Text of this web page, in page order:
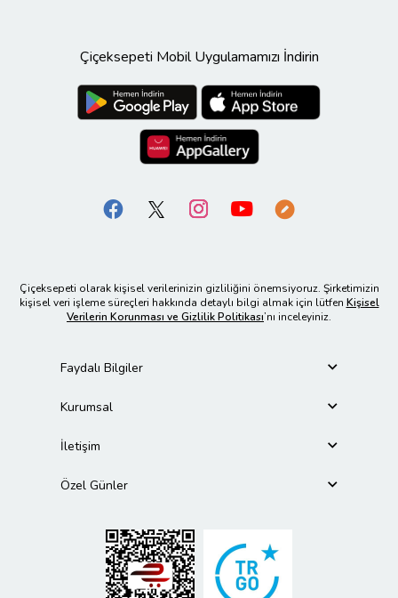
Çiçeksepeti Mobil Uygulamamızı İndirin
Çiçeksepeti olarak kişisel verilerinizin gizliliğini önemsiyoruz. Şirketimizin
kişisel veri işleme süreçleri hakkında detaylı bilgi almak için lütfen Kişisel
Verilerin Korunması ve Gizlilik Politikası’nı inceleyiniz.
Faydalı Bilgiler
Kurumsal
İletişim
Özel Günler